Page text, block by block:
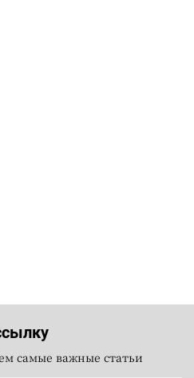
самые важные статьи